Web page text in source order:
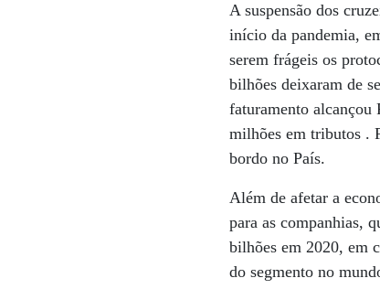
A suspensão dos
início da pandemia,
serem frágeis os
bilhões deixaram de
faturamento alcançou
milhões em tributos .
bordo no País.
Além de afetar a
para as companhias,
bilhões em 2020, em
do segmento no